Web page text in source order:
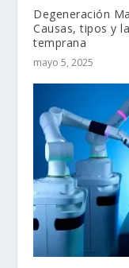
Degeneración
Causas, tipos y
temprana
mayo 5, 2025